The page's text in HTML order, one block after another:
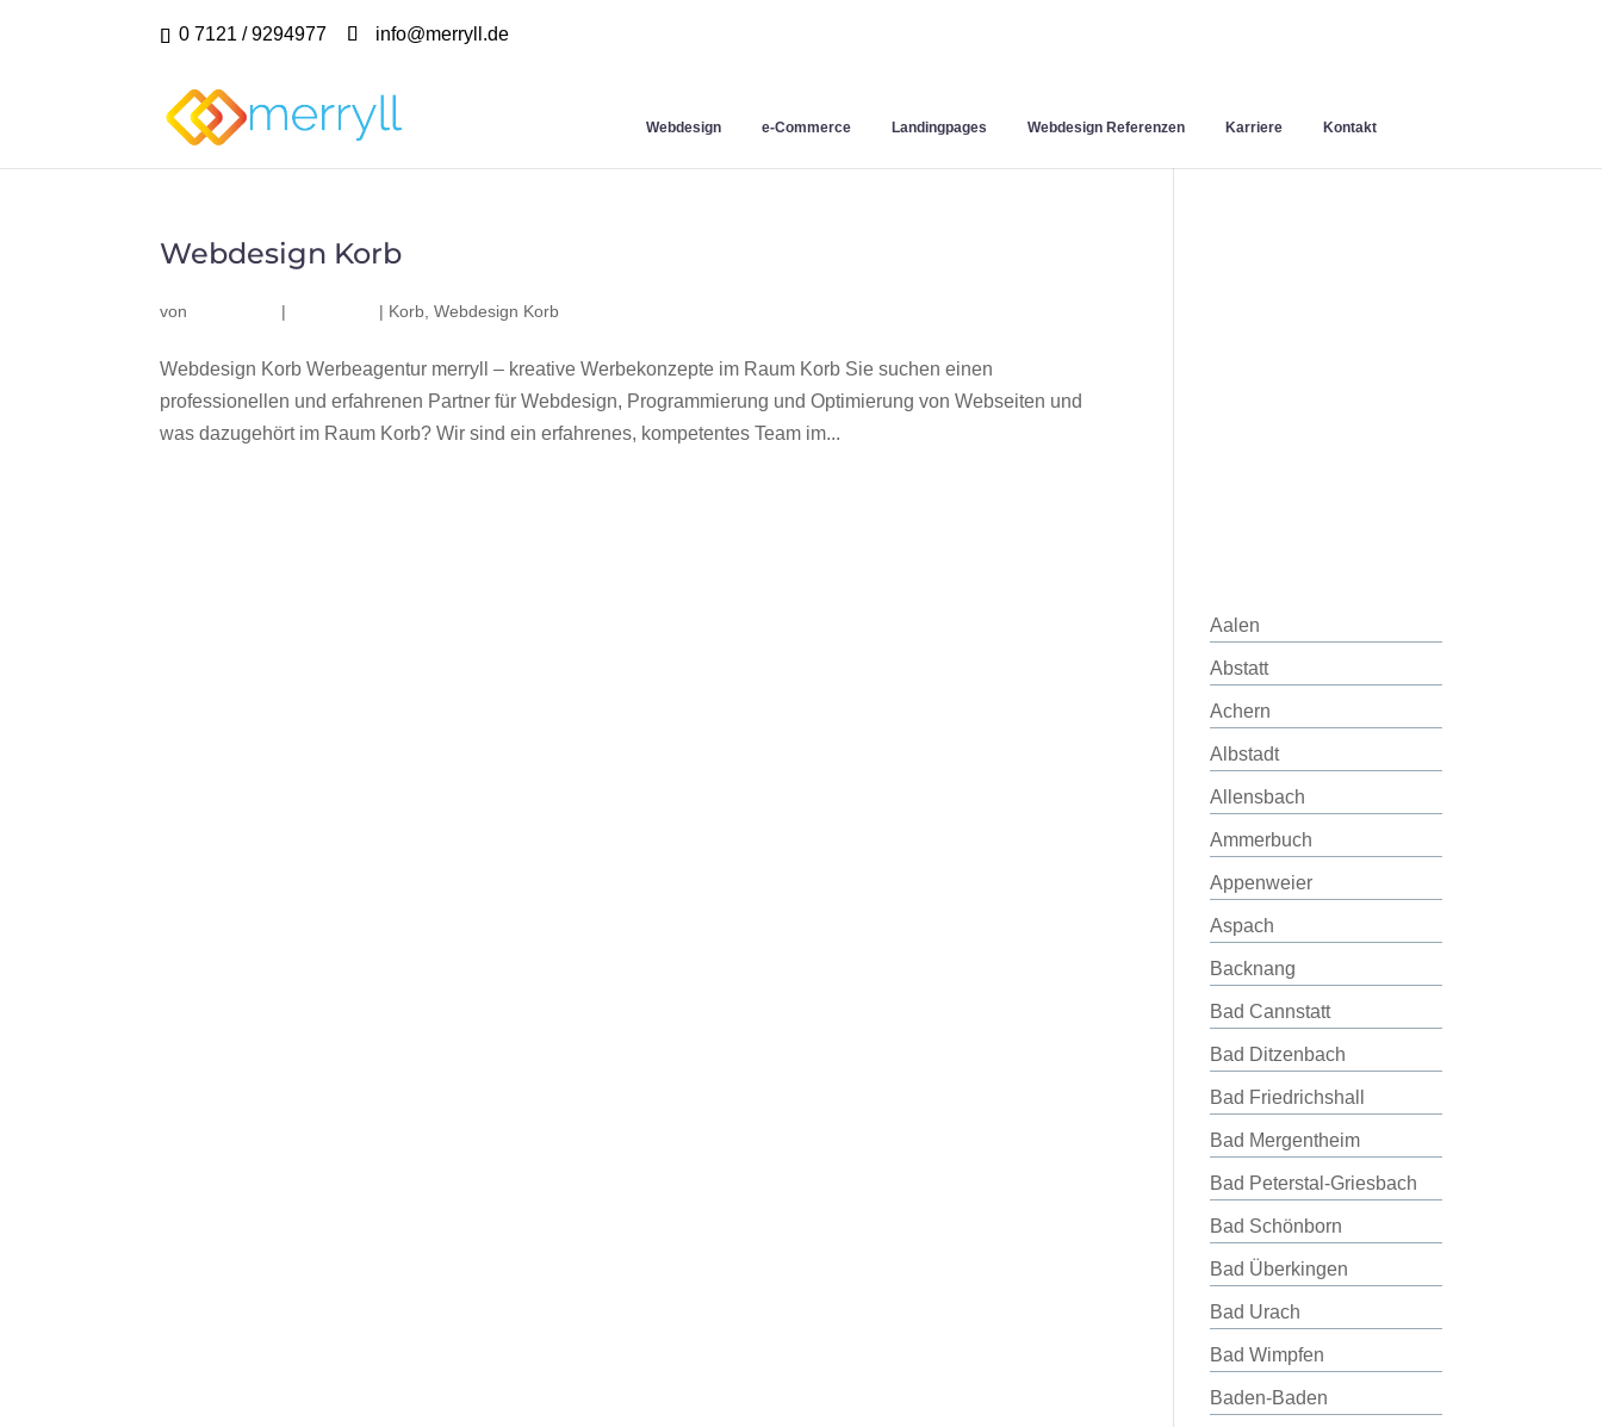
0 7121 / 9294977 info@merryll.de
Webdesign e-Commerce Landingpages Webdesign Referenzen Karriere Kontakt
Webdesign Korb
von | | Korb ,Webdesign Korb
Webdesign Korb Werbeagentur merryll – kreative Werbekonzepte im Raum Korb Sie suchen einen
professionellen und erfahrenen Partner für Webdesign, Programmierung und Optimierung von Webseiten und
was dazugehört im Raum Korb? Wir sind ein erfahrenes, kompetentes Team im...
Aalen
Abstatt
Achern
Albstadt
Allensbach
Ammerbuch
Appenweier
Aspach
Backnang
Bad Cannstatt
Bad Ditzenbach
Bad Friedrichshall
Bad Mergentheim
Bad Peterstal-Griesbach
Bad Schönborn
Bad Überkingen
Bad Urach
Bad Wimpfen
Baden-Baden